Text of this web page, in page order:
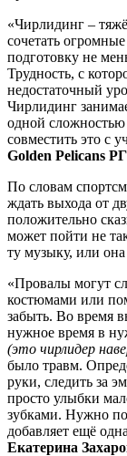
«Чирлидинг –
сочетать
подготовку не
Трудность, с
недостаточный
Чирлидинг
одной сложностью
совместить это с
Golden Pelicans
По словам
ждать выхода от
положительно
может пойти не
ту музыку, или она
«Провалы могут
костюмами или
забыть. Во время
нужное время в
(это чирлидер
было травм.
руки, следить за
просто улыбки
зубками. Нужно
добавляет ещё одна
Екатерина